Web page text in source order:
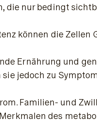
nur bedingt
können die
Ernährung und
jedoch zu
Familien- und
des